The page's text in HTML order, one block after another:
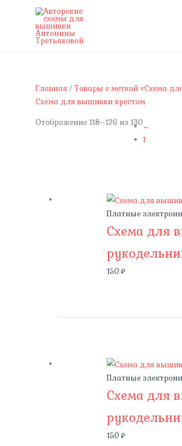
содержимому
Главная / Товары с меткой «Схема
Схема для вышивки крестом
Отображение 118–126 из 130
самые
Платные
Схема для
150₽
Платные
Схема для
150₽
←
1